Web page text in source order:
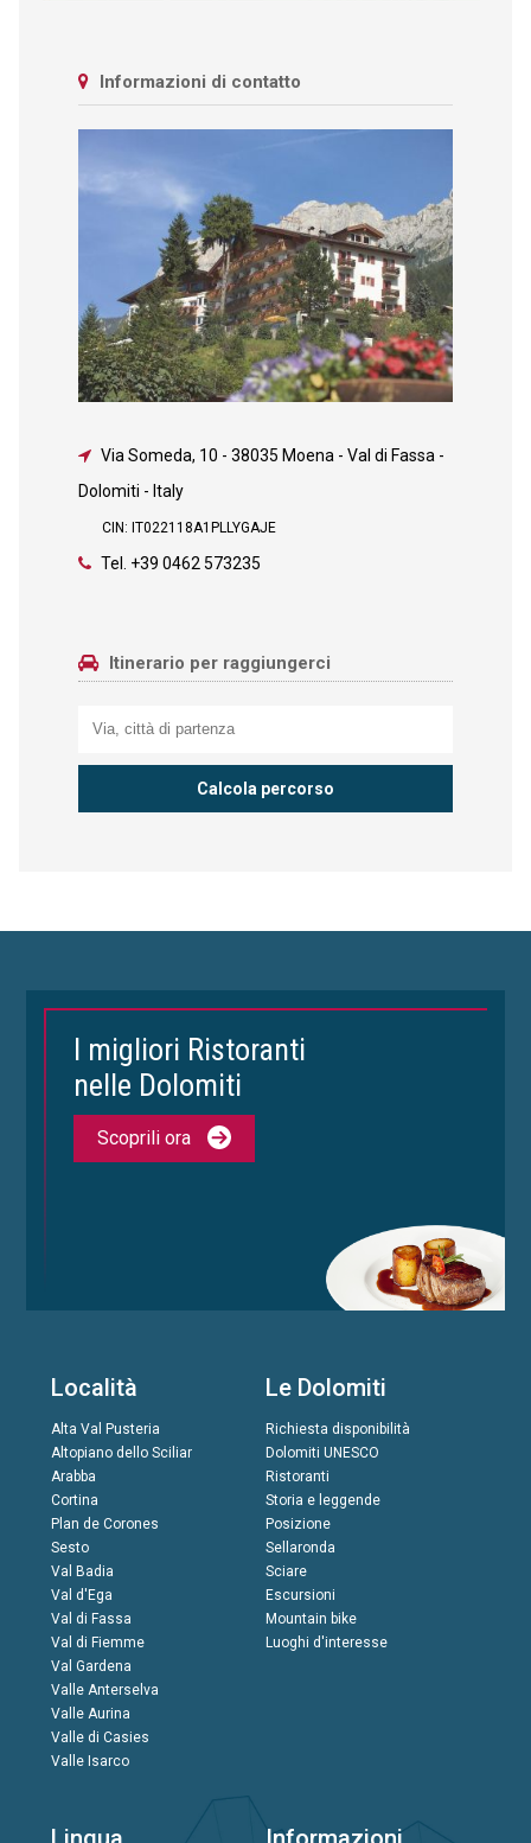
Informazioni di contatto
Via Someda, 10 - 38035 Moena - Val di Fassa -
Dolomiti - Italy
CIN: IT022118A1PLLYGAJE
Tel. +39 0462 573235
Itinerario per raggiungerci
I migliori Ristoranti
nelle Dolomiti
Scoprili ora
Località
Alta Val Pusteria
Altopiano dello Sciliar
Arabba
Cortina
Plan de Corones
Sesto
Val Badia
Val d'Ega
Val di Fassa
Val di Fiemme
Val Gardena
Valle Anterselva
Valle Aurina
Valle di Casies
Valle Isarco
Le Dolomiti
Richiesta disponibilità
Dolomiti UNESCO
Ristoranti
Storia e leggende
Posizione
Sellaronda
Sciare
Escursioni
Mountain bike
Luoghi d'interesse